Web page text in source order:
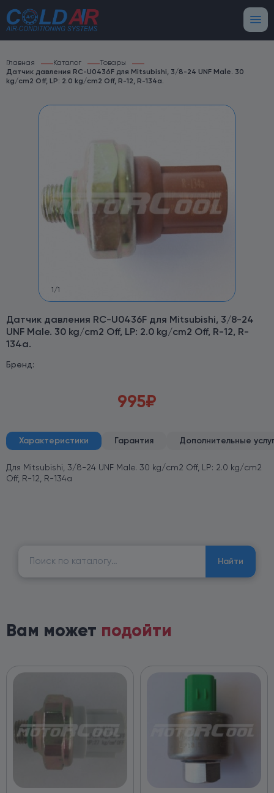
Главная Каталог
Товары
Датчик давления RC-U0436F для Mitsubishi, 3/8-24 UNF Male. 30
kg/cm2 Off, LP: 2.0 kg/cm2 Off, R-12, R-134a.
1 /1
Датчик давления RC-U0436F для Mitsubishi, 3/8-24
UNF Male. 30 kg/cm2 Off, LP: 2.0 kg/cm2 Off, R-12, R-
134a.
Бренд:
995₽
Характеристики Гарантия Дополнительные
Для Mitsubishi, 3/8-24 UNF Male. 30 kg/cm2 Off, LP: 2.0 kg/cm2
Off, R-12, R-134a
Найти
Вам может подойти